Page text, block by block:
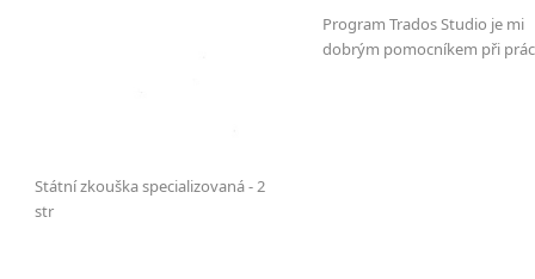
Státní zkouška specializovaná - 2
str
Program Trados Studio je mi
dobrým pomocníkem při